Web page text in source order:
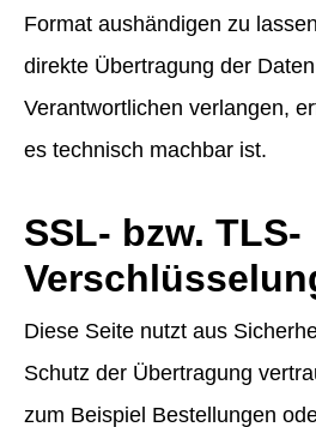
Format aushändigen zu
direkte Übertragung der
Verantwortlichen verlangen,
es technisch machbar ist.
SSL- bzw. TLS-
Diese Seite nutzt aus
Schutz der Übertragung
zum Beispiel Bestellungen